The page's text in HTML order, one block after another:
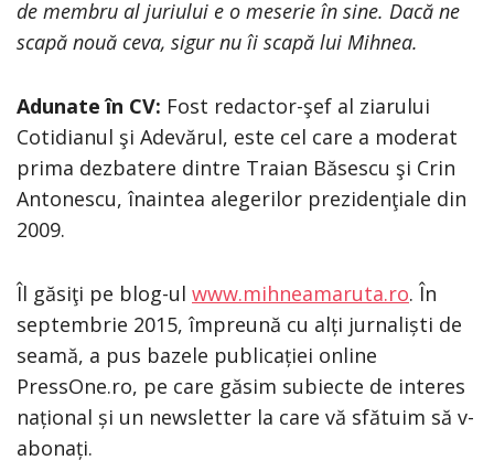
de membru al juriului e o meserie în sine. Dacă ne
scapă nouă ceva, sigur nu îi scapă lui Mihnea.
Adunate în CV: Fost redactor-şef al ziarului
Cotidianul şi Adevărul, este cel care a moderat
prima dezbatere dintre Traian Băsescu şi Crin
Antonescu, înaintea alegerilor prezidenţiale din
2009.
Îl găsiţi pe blog-ul www.mihneamaruta.ro. În
septembrie 2015, împreună cu alți jurnaliști de
seamă, a pus bazele publicației online
PressOne.ro, pe care găsim subiecte de interes
național și un newsletter la care vă sfătuim să v-
abonați.